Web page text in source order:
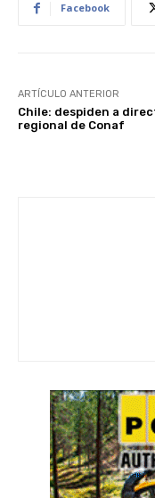
Facebook
ARTÍCULO ANTERIOR
Chile: despiden a
regional de Conaf